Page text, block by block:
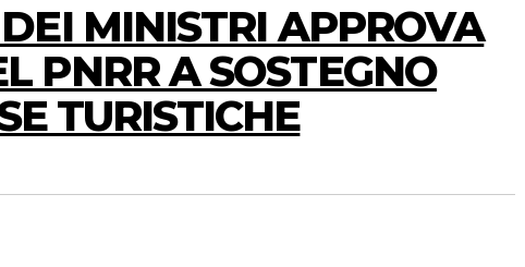
MINISTRI APPROVA
PNRR A SOSTEGNO
TURISTICHE